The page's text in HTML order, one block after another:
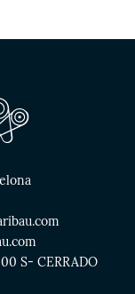
S- CERRADO